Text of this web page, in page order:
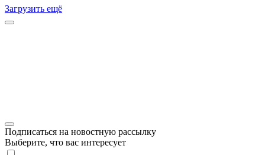
Загрузить ещё
Подписаться на новостную рассылку
Выберите, что вас интересует